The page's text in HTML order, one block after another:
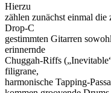
Hierzu
zählen zunächst einmal
Drop-C
gestimmten Gitarren
erinnernde
Chuggah-Riffs
filigrane,
harmonische Tapping-